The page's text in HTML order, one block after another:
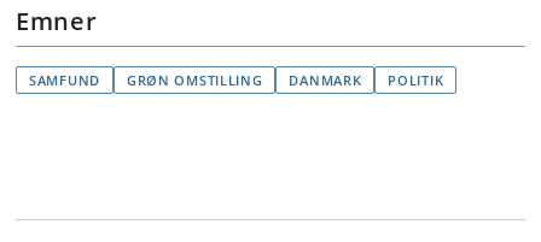
Emner
SAMFUND GRØN OMSTILLING DANMARK POLITIK